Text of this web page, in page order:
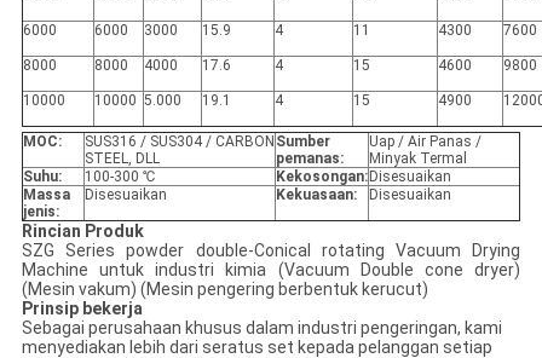
6000 6000 3000 15.9 4 11 4300 7600
8000 8000 4000 17.6 4 15 4600 9800
10000 10000 5.000 19.1 4 15 4900
MOC:
SUS316 / SUS304 / CARBON
STEEL, DLL
Sumber
pemanas:
Uap / Air Panas /
Minyak Termal
Suhu:
100-300 ℃ Kekosongan: Disesuaikan
Massa
jenis:
Disesuaikan Kekuasaan: Disesuaikan
Rincian Produk
SZG Series powder double-Conical rotating Vacuum Drying
Machine untuk industri kimia (Vacuum Double cone dryer)
(Mesin vakum) (Mesin pengering berbentuk kerucut)
Prinsip bekerja
Sebagai perusahaan khusus dalam industri pengeringan, kami
menyediakan lebih dari seratus set kepada pelanggan setiap